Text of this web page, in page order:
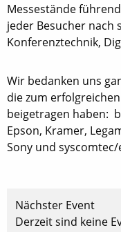
Nächster Event
Derzeit sind keine
Messestände
jeder Besucher nach
Konferenztechnik,
Wir bedanken uns
die zum
beigetragen haben:
Epson, Kramer,
Sony und syscomtec/